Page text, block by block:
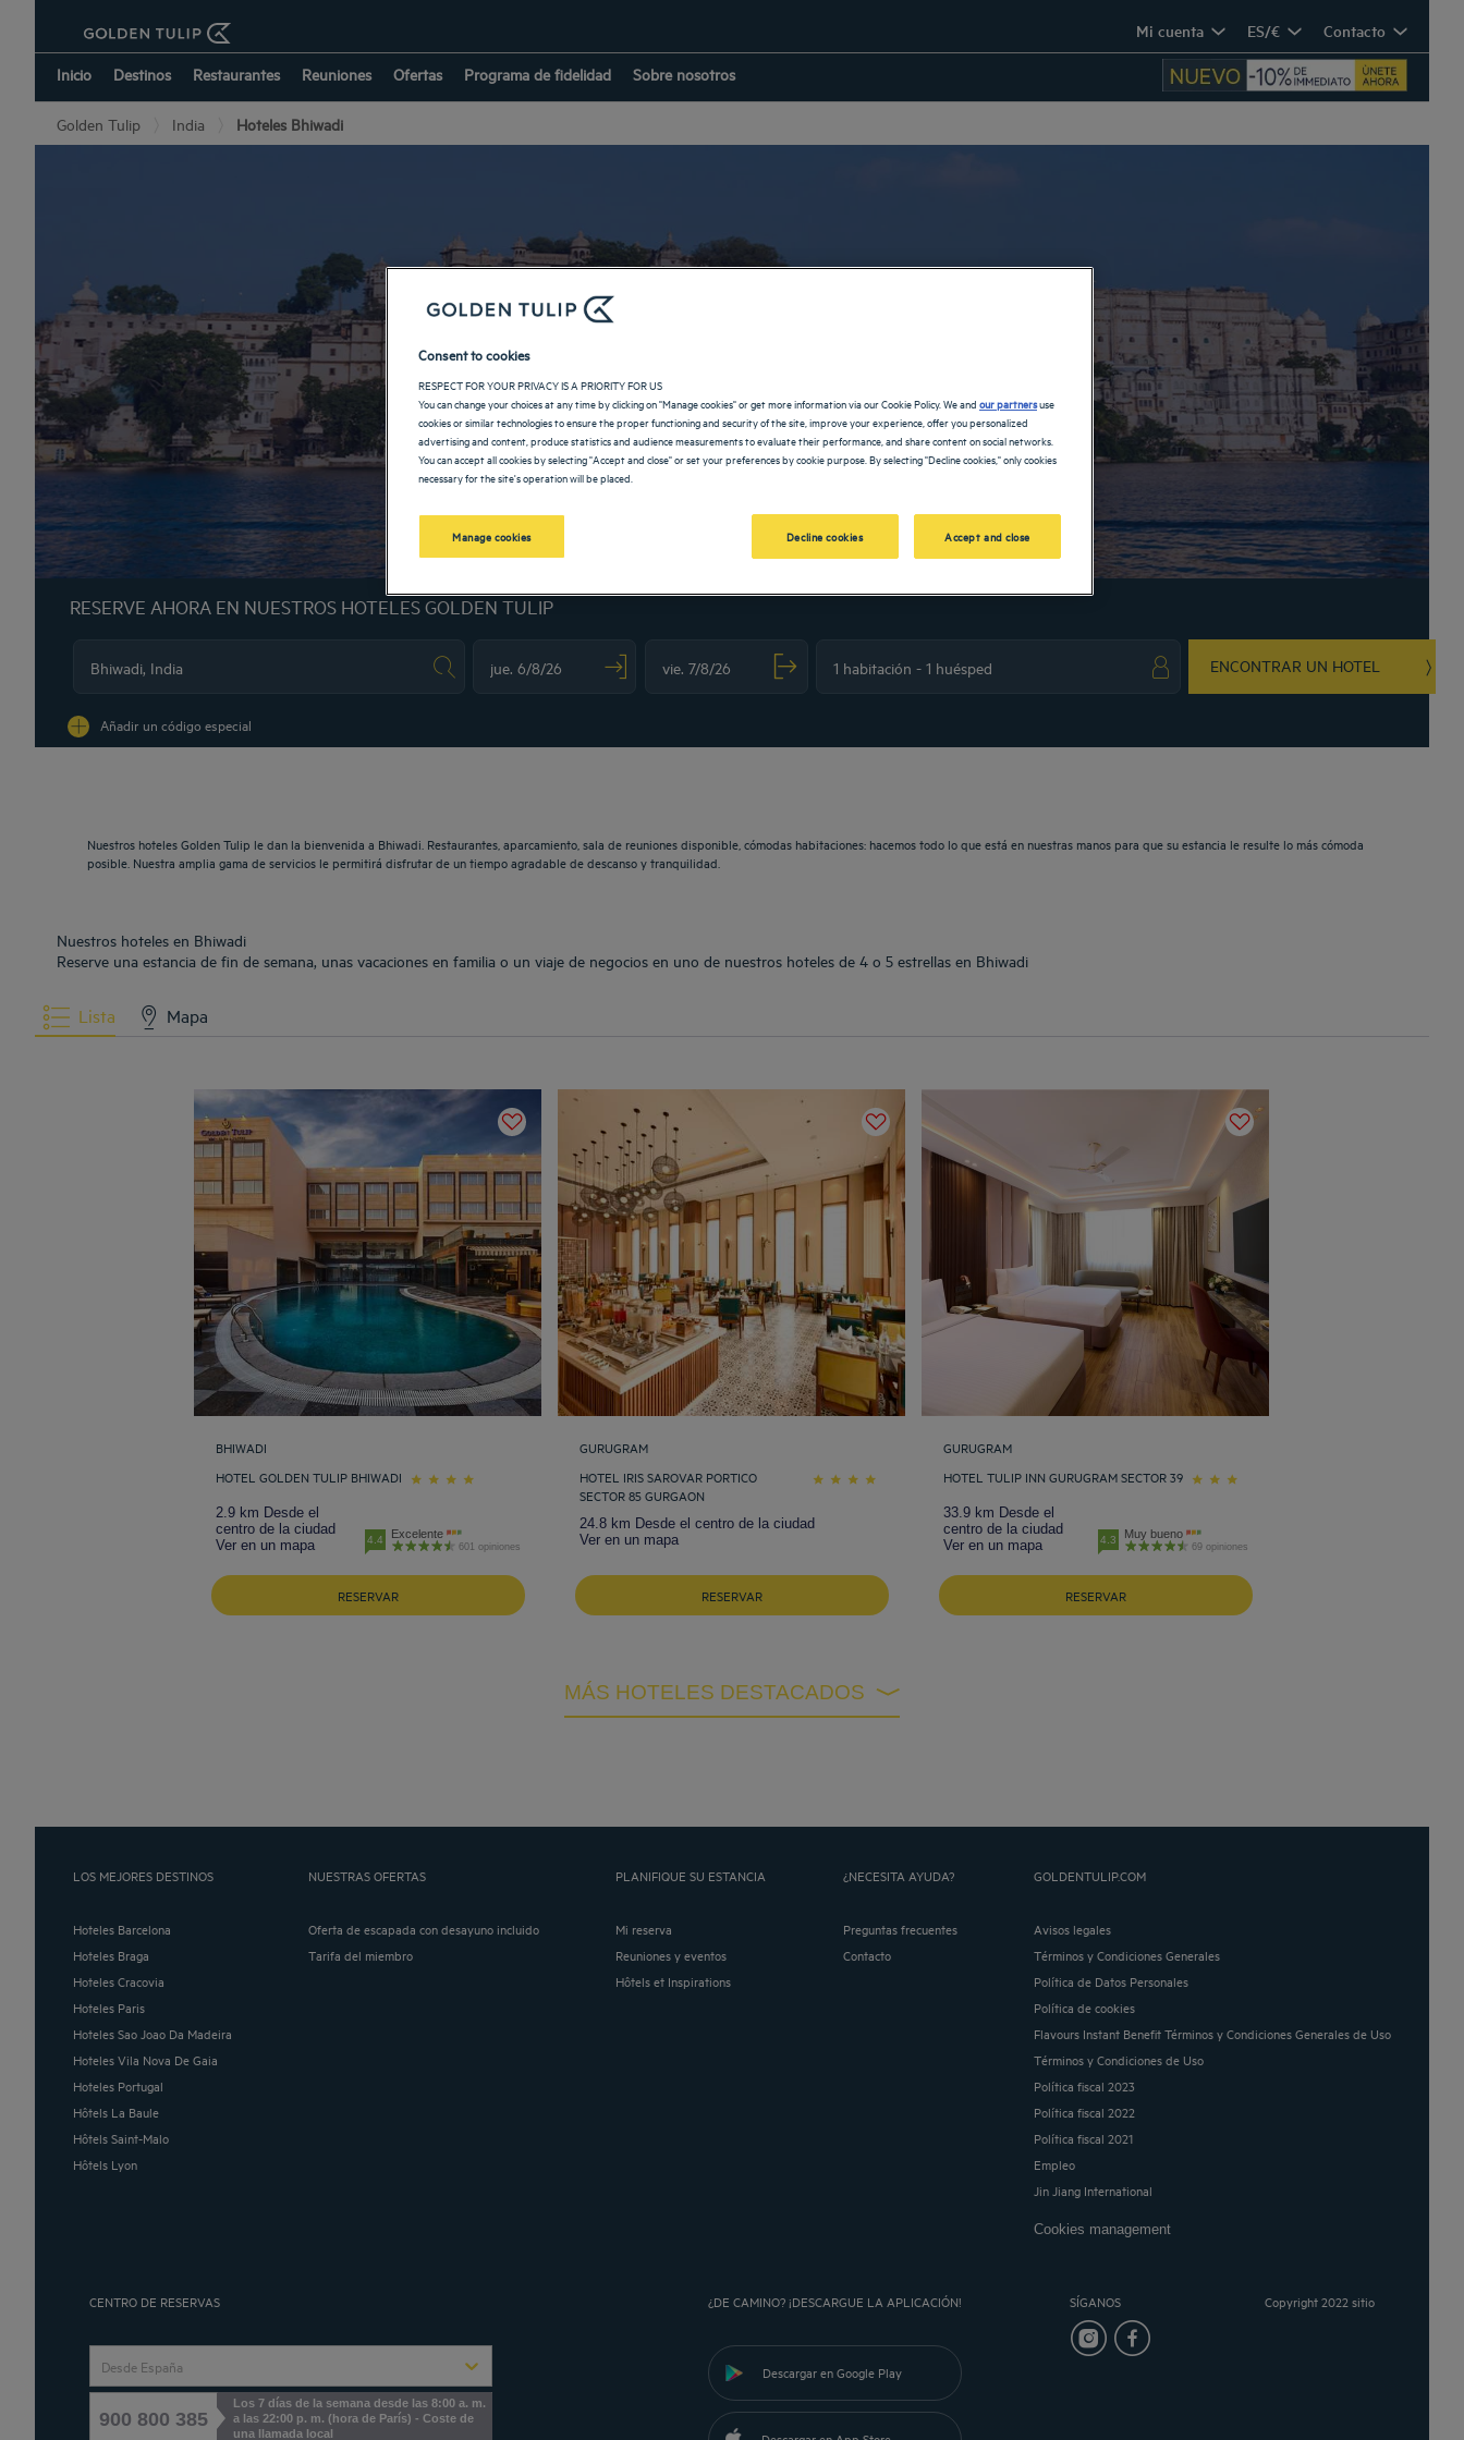
Mi cuenta ES/€ Contacto
Inicio Destinos Restaurantes Reuniones Ofertas Programa de fidelidad Sobre nosotros
Golden Tulip India Hoteles Bhiwadi
Hoteles en Bhiwadi
VOLVER A LA PÁGINA DE INDIA
RESERVE AHORA EN NUESTROS HOTELES GOLDEN TULIP
ENCONTRAR UN HOTEL
Añadir un código especial
Nuestros hoteles Golden Tulip le dan la bienvenida a Bhiwadi. Restaurantes, aparcamiento, sala de reuniones disponible, cómodas habitaciones: hacemos todo lo que está en nuestras manos para que su estancia le resulte lo más cómoda
posible. Nuestra amplia gama de servicios le permitirá disfrutar de un tiempo agradable de descanso y tranquilidad.
Nuestros hoteles en Bhiwadi
Reserve una estancia de fin de semana, unas vacaciones en familia o un viaje de negocios en uno de nuestros hoteles de 4 o 5 estrellas en Bhiwadi
Lista Mapa
BHIWADI
HOTEL GOLDEN TULIP BHIWADI
2.9 km Desde el
centro de la ciudad
Ver en un mapa
4.4 Excelente
601 opiniones
RESERVAR
GURUGRAM
HOTEL IRIS SAROVAR PORTICO
SECTOR 85 GURGAON
24.8 km Desde el centro de la ciudad
Ver en un mapa
RESERVAR
GURUGRAM
HOTEL TULIP INN GURUGRAM SECTOR 39
33.9 km Desde el
centro de la ciudad
Ver en un mapa
4.3 Muy bueno
69 opiniones
RESERVAR
MÁS HOTELES DESTACADOS
LOS MEJORES DESTINOS
Hoteles Barcelona
Hoteles Braga
Hoteles Cracovia
Hoteles Paris
Hoteles Sao Joao Da Madeira
Hoteles Vila Nova De Gaia
Hoteles Portugal
Hôtels La Baule
Hôtels Saint-Malo
Hôtels Lyon
NUESTRAS OFERTAS
Oferta de escapada con desayuno incluido
Tarifa del miembro
PLANIFIQUE SU ESTANCIA
Mi reserva
Reuniones y eventos
Hôtels et Inspirations
¿NECESITA AYUDA?
Preguntas frecuentes
Contacto
GOLDENTULIP.COM
Avisos legales
Términos y Condiciones Generales
Política de Datos Personales
Política de cookies
Flavours Instant Benefit Términos y Condiciones Generales de Uso
Términos y Condiciones de Uso
Política fiscal 2023
Política fiscal 2022
Política fiscal 2021
Empleo
Jin Jiang International
Cookies management
CENTRO DE RESERVAS
Desde España
900 800 385
Los 7 días de la semana desde las 8:00 a. m.
a las 22:00 p. m. (hora de París) - Coste de
una llamada local
¿DE CAMINO? ¡DESCARGUE LA APLICACIÓN!
Descargar en Google Play
SÍGANOS Copyright 2022 sitio
Consent to cookies
RESPECT FOR YOUR PRIVACY IS A PRIORITY FOR US
You can change your choices at any time by clicking on "Manage cookies" or get more information via our Cookie Policy. We andour partnersuse
cookies or similar technologies to ensure the proper functioning and security of the site, improve your experience, offer you personalized
advertising and content, produce statistics and audience measurements to evaluate their performance, and share content on social networks.
You can accept all cookies by selecting "Accept and close" or set your preferences by cookie purpose. By selecting "Decline cookies," only cookies
necessary for the site's operation will be placed.
Manage cookies Decline cookies Accept and close